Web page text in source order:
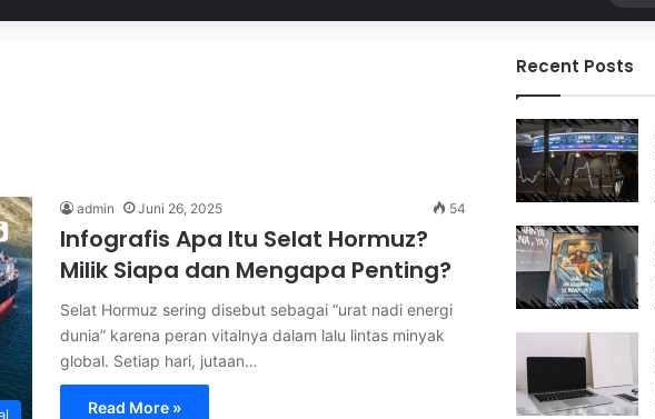
admin Juni 26, 2025 54
Infografis Apa Itu Selat Hormuz?
Milik Siapa dan Mengapa Penting?
Selat Hormuz sering disebut sebagai “urat nadi energi
dunia” karena peran vitalnya dalam lalu lintas minyak
global. Setiap hari, jutaan…
Read More »
Recent Posts